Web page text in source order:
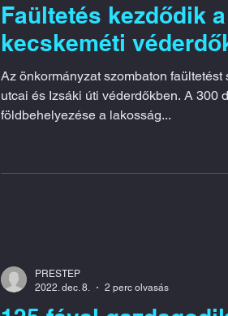
Faültetés kezdődik a
kecskeméti
Az önkormányzat szombaton faültetést
utcai és Izsáki úti véderdőkben. A 300
földbehelyezése a lakosság...
PRESTEP
2022. dec. 8.
2 perc olvasás